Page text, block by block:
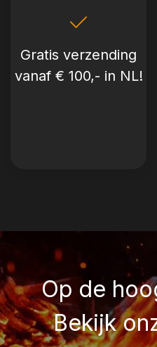
Gratis verzending
vanaf € 100,- in NL!
Op de
Bekijk